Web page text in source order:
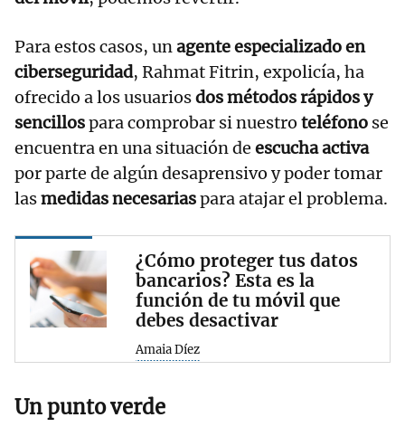
Para estos casos, unagente especializado en
ciberseguridad, Rahmat Fitrin, expolicía, ha
ofrecido a los usuariosdos métodos rápidos y
sencillospara comprobar si nuestro teléfono se
encuentra en una situación de escucha activa
por parte de algún desaprensivo y poder tomar
lasmedidas necesariaspara atajar el problema.
¿Cómo proteger tus datos
bancarios? Esta es la
función de tu móvil que
debes desactivar
Amaia Díez
Un punto verde